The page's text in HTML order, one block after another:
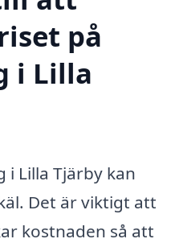
på
i Lilla
i Lilla Tjärby kan
Det är viktigt att
kostnaden så att